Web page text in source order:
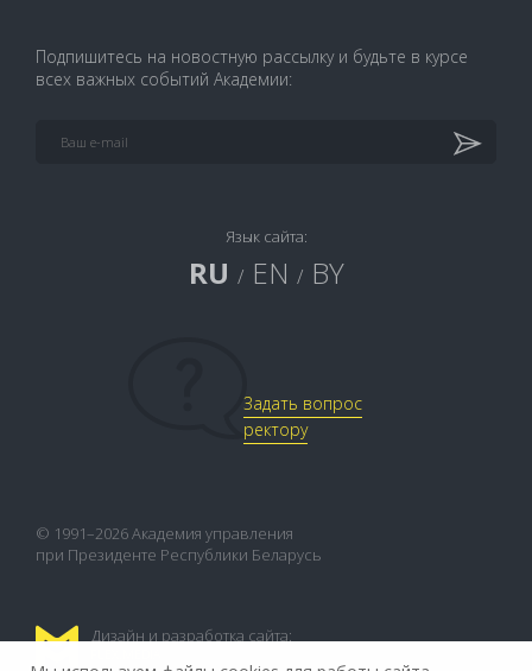
Подпишитесь на новостную рассылку и будьте в курсе
всех важных событий Академии:
Язык сайта:
RU / EN / BY
Задать вопрос
ректору
© 1991–2026 Академия управления
при Президенте Республики Беларусь
Дизайн и разработка сайта: